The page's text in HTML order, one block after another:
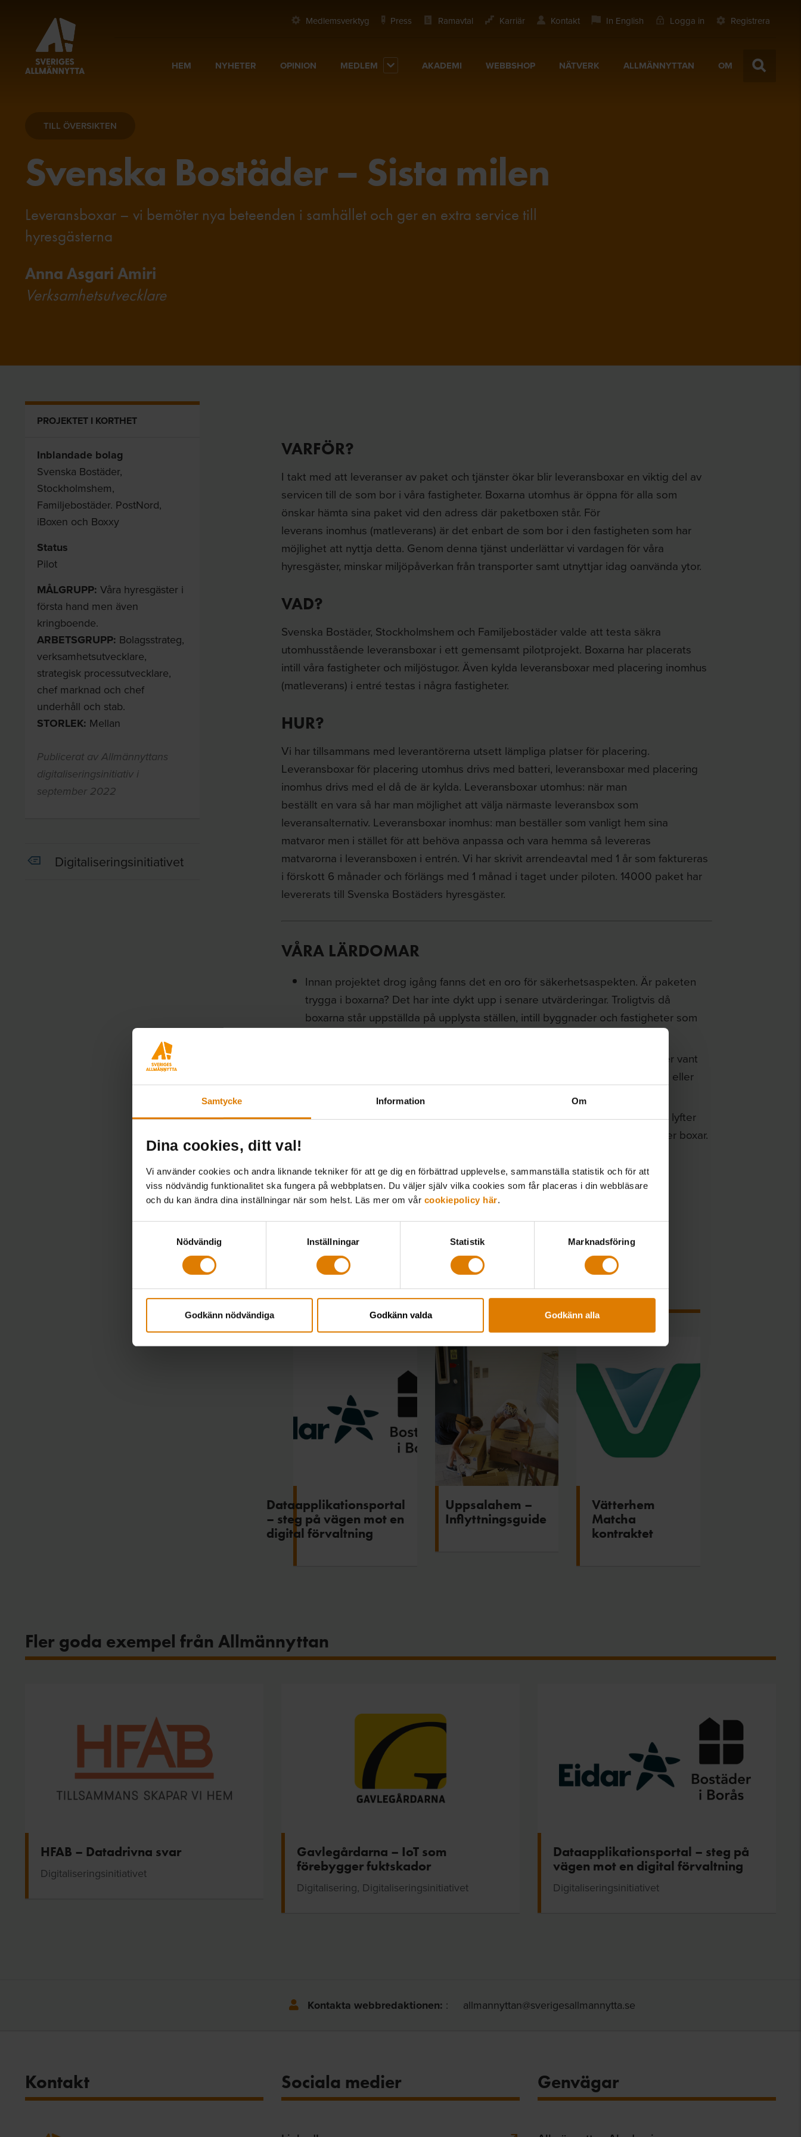
Samtycke Information Om
Dina cookies, ditt val!
Vi använder cookies och andra liknande tekniker för att ge dig en förbättrad upplevelse, sammanställa statistik och för att
viss nödvändig funktionalitet ska fungera på webbplatsen. Du väljer själv vilka cookies som får placeras i din webbläsare
och du kan ändra dina inställningar när som helst. Läs mer om vår cookiepolicy här.
Nödvändig
Inställningar Statistik Marknadsföring
Godkänn nödvändiga Godkänn valda Godkänn alla
Medlemsverktyg Press Ramavtal Karriär Kontakt In English Logga in Registrera
HEM NYHETER OPINION MEDLEM AKADEMI WEBBSHOP NÄTVERK ALLMÄNNYTTAN OM
TILL ÖVERSIKTEN
Svenska Bostäder – Sista milen
Leveransboxar – vi bemöter nya beteenden i samhället och ger en extra service till
hyresgästerna
Anna Asgari Amiri
Verksamhetsutvecklare
PROJEKTET I KORTHET
Inblandade bolag
Svenska Bostäder,
Stockholmshem,
Familjebostäder. PostNord,
iBoxen och Boxxy
Status
Pilot
MÅLGRUPP: Våra hyresgäster i
första hand men även
kringboende.
ARBETSGRUPP: Bolagsstrateg,
verksamhetsutvecklare,
strategisk processutvecklare,
chef marknad och chef
underhåll och stab.
STORLEK: Mellan
Publicerat av Allmännyttans
digitaliseringsinitiativ i
september 2022
Digitaliseringsinitiativet
VARFÖR?
I takt med att leveranser av paket och tjänster ökar blir leveransboxar en viktig del av
servicen till de som bor i våra fastigheter. Boxarna utomhus är öppna för alla som
önskar hämta sina paket vid den adress där paketboxen står. För
leverans inomhus (matleverans) är det enbart de som bor i den fastigheten som har
möjlighet att nyttja detta. Genom denna tjänst underlättar vi vardagen för våra
hyresgäster, minskar miljöpåverkan från transporter samt utnyttjar idag oanvända ytor.
VAD?
Svenska Bostäder, Stockholmshem och Familjebostäder valde att testa säkra
utomhusstående leveransboxar i ett gemensamt pilotprojekt. Boxarna har placerats
intill våra fastigheter och miljöstugor. Även kylda leveransboxar med placering inomhus
(matleverans) i entré testas i några fastigheter.
HUR?
Vi har tillsammans med leverantörerna utsett lämpliga platser för placering.
Leveransboxar för placering utomhus drivs med batteri, leveransboxar med placering
inomhus drivs med el då de är kylda. Leveransboxar utomhus: när man
beställt en vara så har man möjlighet att välja närmaste leveransbox som
leveransalternativ. Leveransboxar inomhus: man beställer som vanligt hem sina
matvaror men i stället för att behöva anpassa och vara hemma så levereras
matvarorna i leveransboxen i entrén. Vi har skrivit arrendeavtal med 1 år som faktureras
i förskott 6 månader och förlängs med 1 månad i taget under piloten. 14000 paket har
levererats till Svenska Bostäders hyresgäster.
VÅRA LÄRDOMAR
Innan projektet drog igång fanns det en oro för säkerhetsaspekten. Är paketen
trygga i boxarna? Det har inte dykt upp i senare utvärderingar. Troligtvis då
boxarna står uppställda på upplysta ställen, intill byggnader och fastigheter som
Vid lanseringen så har en del missat att boxarna står uppställda. Nu har fler vant
sig vid den här typen av skåp och de är enklare att identifiera, likt Budbee eller
De hyresgäster som har använt postboxarna är generellt väldigt nöjda. De lyfter
fram hur smidigt det fungerar, närheten till hemmet och en del efterlyser fler boxar.
utlämningsstället istället.
Goda exempel från Allmännyttan
Dataapplikationsportal
– steg på vägen mot en
digital förvaltning
Uppsalahem –
Inflyttningsguide
Vätterhem
Matcha
kontraktet
Fler goda exempel från Allmännyttan
HFAB – Datadrivna svar
Digitaliseringsinitiativet
Gavlegårdarna – IoT som
förebygger fuktskador
Digitalisering, Digitaliseringsinitiativet
Dataapplikationsportal – steg på
vägen mot en digital förvaltning
Digitaliseringsinitiativet
Kontakta webbredaktionen: : allmannyttan@sverigesallmannytta.se
Kontakt Sociala medier Genvägar